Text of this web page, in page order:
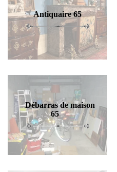
Antiquaire 65
Débarras de maison
65